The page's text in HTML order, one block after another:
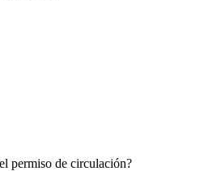
permiso de circulación?